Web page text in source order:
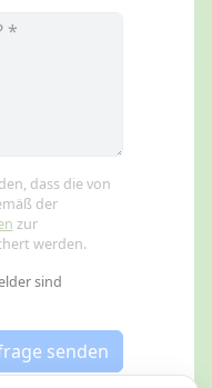
dass die von
der
zur
werden.
sind
senden